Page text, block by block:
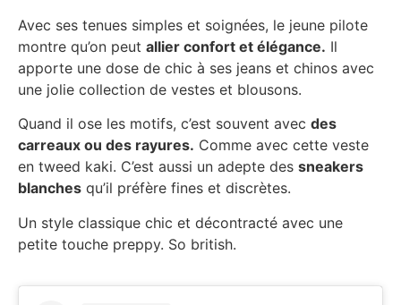
Avec ses tenues simples et soignées, le jeune pilote
montre qu’on peut allier confort et élégance. Il
apporte une dose de chic à ses jeans et chinos avec
une jolie collection de vestes et blousons.
Quand il ose les motifs, c’est souvent avec des
carreaux ou des rayures. Comme avec cette veste
en tweed kaki. C’est aussi un adepte des sneakers
blanches qu’il préfère fines et discrètes.
Un style classique chic et décontracté avec une
petite touche preppy. So british.